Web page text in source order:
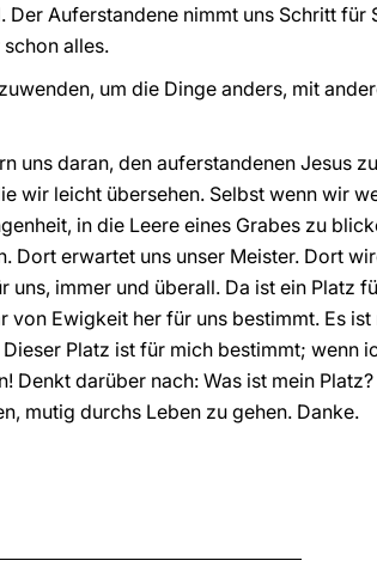
Auferstandene nimmt uns Schritt für
alles.
um die Dinge anders, mit
uns daran, den auferstandenen Jesus
wir leicht übersehen. Selbst wenn wir
in die Leere eines Grabes zu
Dort erwartet uns unser Meister. Dort
immer und überall. Da ist ein Platz
von Ewigkeit her für uns bestimmt. Es
Platz ist für mich bestimmt; wenn
Denkt darüber nach: Was ist mein
mutig durchs Leben zu gehen. Danke.